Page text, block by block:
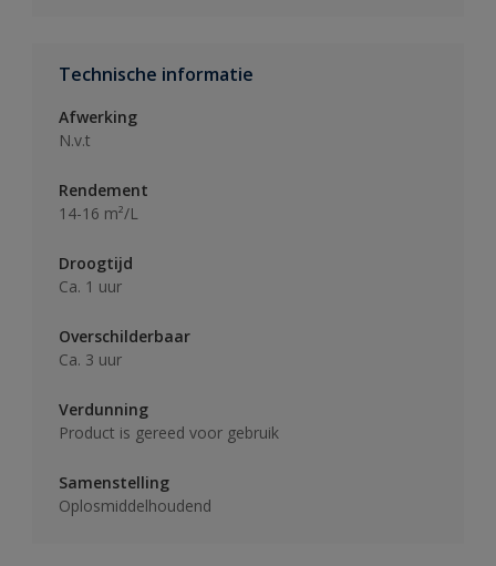
Technische informatie
Afwerking
N.v.t
Rendement
14-16 m²/L
Droogtijd
Ca. 1 uur
Overschilderbaar
Ca. 3 uur
Verdunning
Product is gereed voor gebruik
Samenstelling
Oplosmiddelhoudend